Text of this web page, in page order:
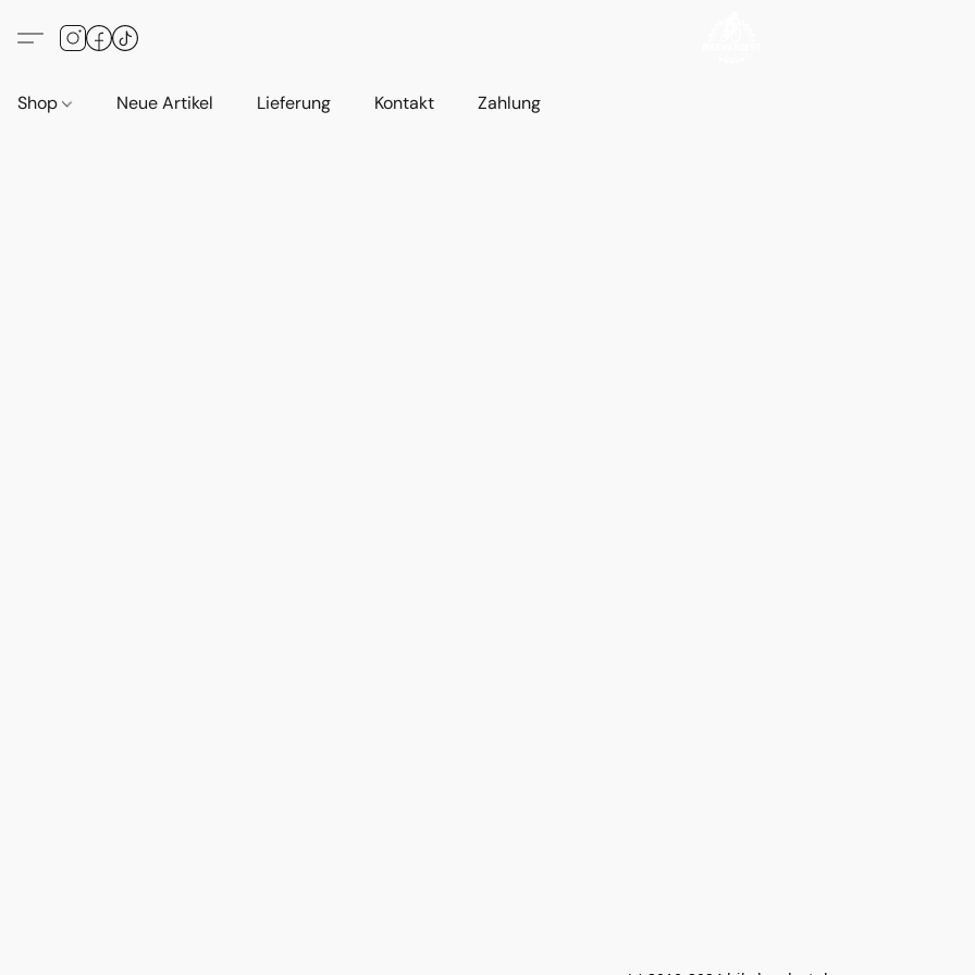
Shop Neue Artikel Lieferung Kontakt Zahlung